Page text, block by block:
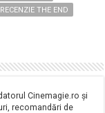
RECENZIE THE END
Cinemagie.ro și
recomandări de